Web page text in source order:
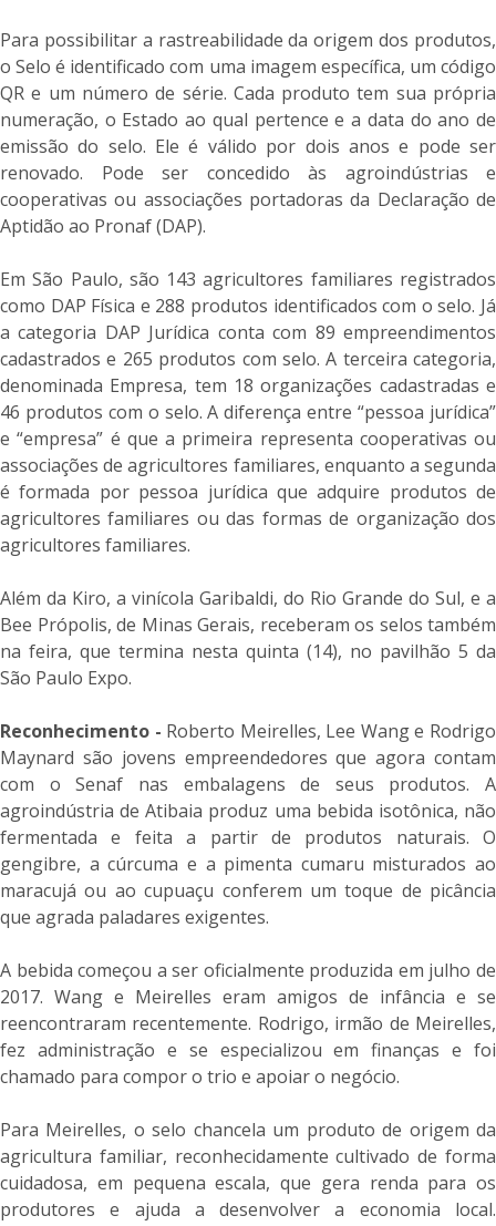
Para possibilitar a rastreabilidade da origem dos produtos,
o Selo é identificado com uma imagem específica, um código
QR e um número de série. Cada produto tem sua própria
numeração, o Estado ao qual pertence e a data do ano de
emissão do selo. Ele é válido por dois anos e pode ser
renovado. Pode ser concedido às agroindústrias e
cooperativas ou associações portadoras da Declaração de
Aptidão ao Pronaf (DAP).
Em São Paulo, são 143 agricultores familiares registrados
como DAP Física e 288 produtos identificados com o selo. Já
a categoria DAP Jurídica conta com 89 empreendimentos
cadastrados e 265 produtos com selo. A terceira categoria,
denominada Empresa, tem 18 organizações cadastradas e
46 produtos com o selo. A diferença entre “pessoa jurídica”
e “empresa” é que a primeira representa cooperativas ou
associações de agricultores familiares, enquanto a segunda
é formada por pessoa jurídica que adquire produtos de
agricultores familiares ou das formas de organização dos
agricultores familiares.
Além da Kiro, a vinícola Garibaldi, do Rio Grande do Sul, e a
Bee Própolis, de Minas Gerais, receberam os selos também
na feira, que termina nesta quinta (14), no pavilhão 5 da
São Paulo Expo.
Reconhecimento - Roberto Meirelles, Lee Wang e Rodrigo
Maynard são jovens empreendedores que agora contam
com o Senaf nas embalagens de seus produtos. A
agroindústria de Atibaia produz uma bebida isotônica, não
fermentada e feita a partir de produtos naturais. O
gengibre, a cúrcuma e a pimenta cumaru misturados ao
maracujá ou ao cupuaçu conferem um toque de picância
que agrada paladares exigentes.
A bebida começou a ser oficialmente produzida em julho de
2017. Wang e Meirelles eram amigos de infância e se
reencontraram recentemente. Rodrigo, irmão de Meirelles,
fez administração e se especializou em finanças e foi
chamado para compor o trio e apoiar o negócio.
Para Meirelles, o selo chancela um produto de origem da
agricultura familiar, reconhecidamente cultivado de forma
cuidadosa, em pequena escala, que gera renda para os
produtores e ajuda a desenvolver a economia local.